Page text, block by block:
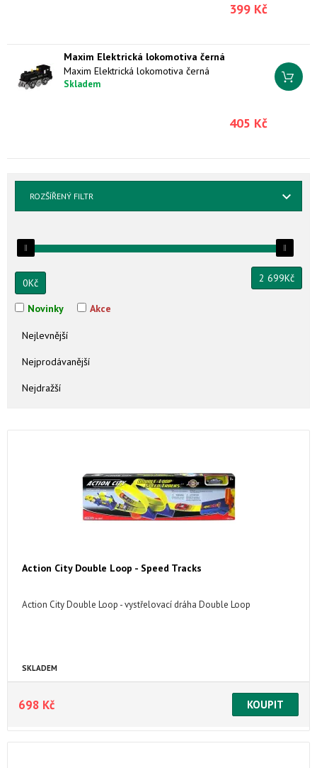
399 Kč
Maxim Elektrická lokomotiva černá
Maxim Elektrická lokomotiva černá
Skladem
405 Kč
ROZŠÍŘENÝ FILTR
0Kč 2 699Kč
Novinky Akce
Nejlevnější
Nejprodávanější
Nejdražší
Action City Double Loop - Speed Tracks
Action City Double Loop - vystřelovací dráha Double Loop
SKLADEM
698 Kč